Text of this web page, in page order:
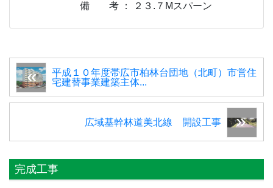
備 考 ： ２３.７Mスパーン
平成１０年度帯広市柏林台団地（北町）市営住
宅建替事業建築主体...
広域基幹林道美北線 開設工事
完成工事